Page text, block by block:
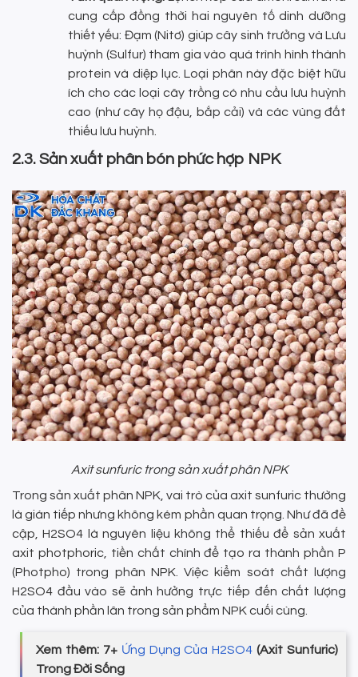
cung cấp đồng thời hai nguyên tố dinh dưỡng
thiết yếu: Đạm (Nitơ) giúp cây sinh trưởng và Lưu
huỳnh (Sulfur) tham gia vào quá trình hình thành
protein và diệp lục. Loại phân này đặc biệt hữu
ích cho các loại cây trồng có nhu cầu lưu huỳnh
cao (như cây họ đậu, bắp cải) và các vùng đất
thiếu lưu huỳnh.
2.3. Sản xuất phân bón phức hợp NPK
Axit sunfuric trong sản xuất phân NPK
Trong sản xuất phân NPK, vai trò của axit sunfuric thường
là gián tiếp nhưng không kém phần quan trọng. Như đã đề
cập, H2SO4 là nguyên liệu không thể thiếu để sản xuất
axit photphoric, tiền chất chính để tạo ra thành phần P
(Photpho) trong phân NPK. Việc kiểm soát chất lượng
H2SO4 đầu vào sẽ ảnh hưởng trực tiếp đến chất lượng
của thành phần lân trong sản phẩm NPK cuối cùng.
Xem thêm: 7+ Ứng Dụng Của H2SO4 (Axit Sunfuric)
Trong Đời Sống